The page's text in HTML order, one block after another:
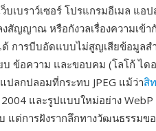
บเบราว์เซอร์ โปรแกรมอีเมล แ
สัญญาณ หรือกังวลเรื่องความเข้
การบีบอัดแบบไม่สูญเสียข้อมูลส
ข้อความ และขอบคม (โลโก้ ได
ลกปลอมที่กระทบ JPEG แม้ว่าสิ
และรูปแบบใหม่อย่าง
แต่การฝังรากลึกทางวัฒนธรรมข